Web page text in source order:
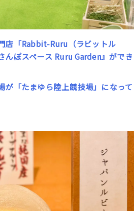
店「Rabbit-Ruru（ラビットル
んぽスペース Ruru Garden』ができ
が「たまゆら陸上競技場」になって